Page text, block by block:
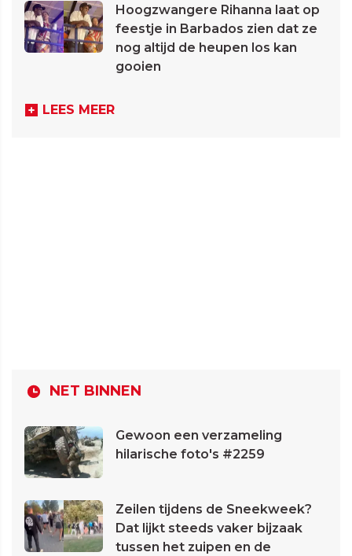
Hoogzwangere Rihanna laat op
feestje in Barbados zien dat ze
nog altijd de heupen los kan
gooien
LEES MEER
NET BINNEN
Gewoon een verzameling
hilarische foto's #2259
Zeilen tijdens de Sneekweek?
Dat lijkt steeds vaker bijzaak
tussen het zuipen en de